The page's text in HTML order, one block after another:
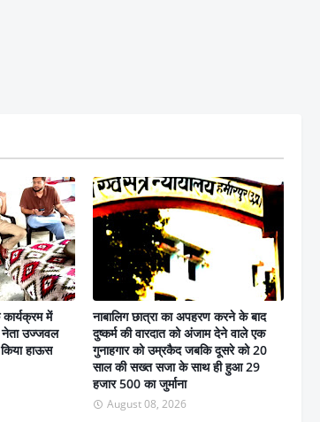
कार्यक्रम में
नेता उज्जवल
हाऊस
नाबालिग छात्रा का अपहरण करने के बाद
दुष्कर्म की वारदात को अंजाम देने वाले एक
गुनाहगार को उम्रकैद जबकि दूसरे को 20
साल की सख्त सजा के साथ ही हुआ 29
हजार 500 का जुर्माना
August 08, 2026